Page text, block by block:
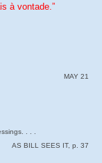
à vontade.”
MAY 21
. . .
AS BILL SEES IT, p. 37